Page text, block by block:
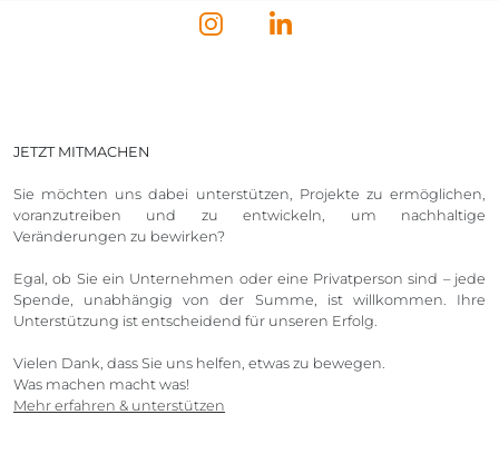
JETZT MITMACHEN
Sie möchten uns dabei unterstützen, Projekte zu ermöglichen,
voranzutreiben und zu entwickeln, um nachhaltige
Veränderungen zu bewirken?
Egal, ob Sie ein Unternehmen oder eine Privatperson sind – jede
Spende, unabhängig von der Summe, ist willkommen. Ihre
Unterstützung ist entscheidend für unseren Erfolg.
Vielen Dank, dass Sie uns helfen, etwas zu bewegen.
Was machen macht was!
Mehr erfahren & unterstützen